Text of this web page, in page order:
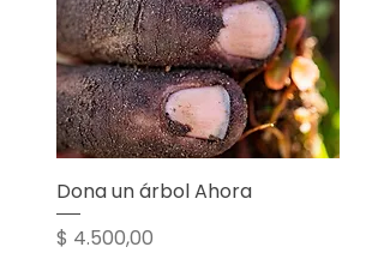
Dona un árbol Ahora
Precio
$ 4.500,00